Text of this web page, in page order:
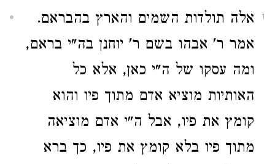
1
אלה תולדות השמים והארץ בהבראם.
אמר ר' אבהו בשם ר' יוחנן בה"י בראם,
ומה עסקו של ה"י כאן, אלא כל
האותיות מוציא אדם מתוך פיו והוא
קומץ את פיו, אבל ה"י אדם מוציאה
מתוך פיו בלא קומץ את פיו, כך ברא